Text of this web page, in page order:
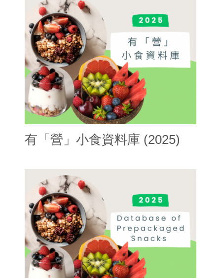
有「營」小食資料庫 (2025)